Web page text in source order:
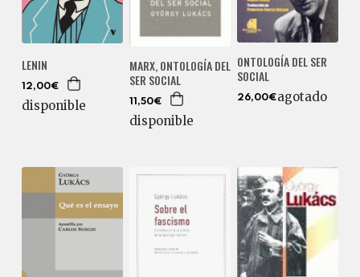
LENIN
12,00€
disponible
MARX, ONTOLOGÍA DEL
SER SOCIAL
11,50€
disponible
ONTOLOGÍA DEL SER
SOCIAL
26,00€agotado